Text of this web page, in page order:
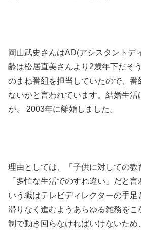
岡山武史さんはAD(アシスタントデ
齢は松居直美さんより2歳年下だそ
のまね番組を担当していたので、番
ないかと言われています。結婚生活
が、 2003年に離婚しました。
理由としては、「子供に対しての教
「多忙な生活でのすれ違い」だと
いう職はテレビディレクターの手
滞りなく進むようあらゆる雑務を
制で動き回らなければいけないため